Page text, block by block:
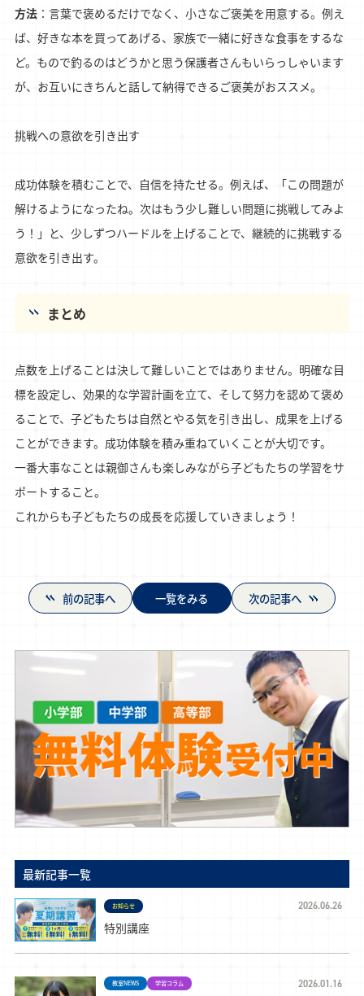
方法：言葉で褒めるだけでなく、小さなご褒美を用意する。例え
ば、好きな本を買ってあげる、家族で一緒に好きな食事をするな
ど。もので釣るのはどうかと思う保護者さんもいらっしゃいます
が、お互いにきちんと話して納得できるご褒美がおススメ。
挑戦への意欲を引き出す
成功体験を積むことで、自信を持たせる。例えば、「この問題が
解けるようになったね。次はもう少し難しい問題に挑戦してみよ
う！」と、少しずつハードルを上げることで、継続的に挑戦する
意欲を引き出す。
まとめ
点数を上げることは決して難しいことではありません。明確な目
標を設定し、効果的な学習計画を立て、そして努力を認めて褒め
ることで、子どもたちは自然とやる気を引き出し、成果を上げる
ことができます。成功体験を積み重ねていくことが大切です。
一番大事なことは親御さんも楽しみながら子どもたちの学習をサ
ポートすること。
これからも子どもたちの成長を応援していきましょう！
前の記事へ 一覧をみる 次の記事へ
最新記事一覧
お知らせ 2026.06.26
特別講座
教室NEWS 学習コラム 2026.01.16